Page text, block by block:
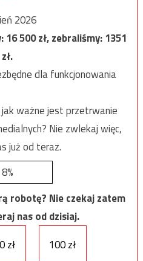
2026
16 500zł, zebraliśmy:1351
zł.
dla funkcjonowania
ważne jest przetrwanie
Nie zwlekaj więc,
już od teraz.
8%
robotę? Nie czekaj zatem
nas od dzisiaj.
zł 100 zł